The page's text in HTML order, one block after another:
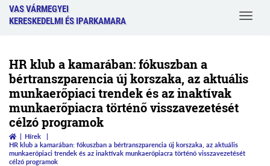
VAS VÁRMEGYEI
KERESKEDELMI ÉS IPARKAMARA
Toggle
HR klub a kamarában: fókuszban a
bértranszparencia új korszaka, az aktuális
munkaerőpiaci trendek és az inaktívak
munkaerőpiacra történő visszavezetését
célzó programok
Hírek
HR klub a kamarában: fókuszban a bértranszparencia új korszaka, az aktuális
munkaerőpiaci trendek és az inaktívak munkaerőpiacra történő visszavezetését
célzó programok